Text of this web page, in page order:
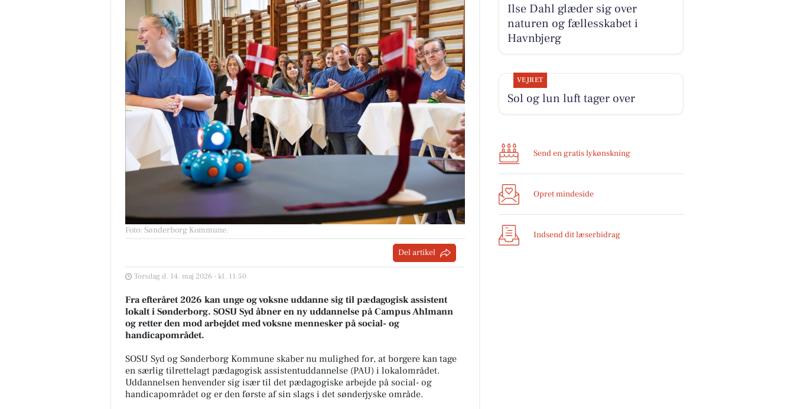
Foto: Sønderborg Kommune.
Del artikel
Torsdag d. 14. maj 2026 - kl. 11:50
Fra efteråret 2026 kan unge og voksne uddanne sig til pædagogisk assistent
lokalt i Sønderborg. SOSU Syd åbner en ny uddannelse på Campus Ahlmann
og retter den mod arbejdet med voksne mennesker på social- og
handicapområdet.
SOSU Syd og Sønderborg Kommune skaber nu mulighed for, at borgere kan tage
en særlig tilrettelagt pædagogisk assistentuddannelse (PAU) i lokalområdet.
Uddannelsen henvender sig især til det pædagogiske arbejde på social- og
handicapområdet og er den første af sin slags i det sønderjyske område.
Ilse Dahl glæder sig over
naturen og fællesskabet i
Havnbjerg
VEJRET
Sol og lun luft tager over
Send en gratis lykønskning
Opret mindeside
Indsend dit læserbidrag